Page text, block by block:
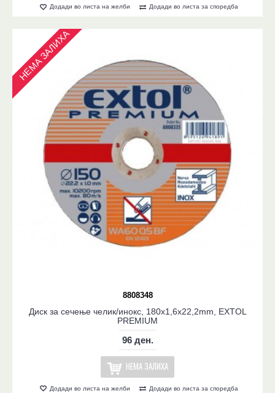
Додади во листа на желби Додади во листа за споредба
8808348
НЕМА ЗАЛИХА
Диск за сечење челик/инокс, 180x1,6x22,2mm, EXTOL
PREMIUM
96 ден.
НЕМА ЗАЛИХА
Додади во листа на желби Додади во листа за споредба